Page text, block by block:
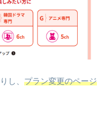
し、 プラン変更のページ